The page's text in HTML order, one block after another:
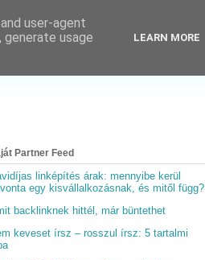
Partner Feed
linképítés árak: mennyibe kerül
egy kisvállalkozásnak, és mitől függ?
backlinknek hittél, már büntethet
keveset írsz – rosszul írsz: 5 tartalmi
user-agent
usage
LEARN MORE